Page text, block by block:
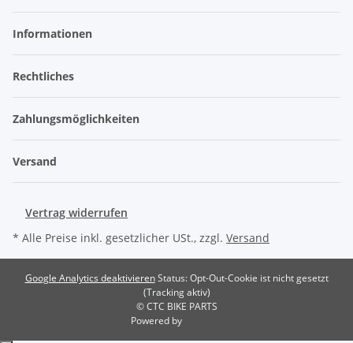
Informationen
Rechtliches
Zahlungsmöglichkeiten
Versand
Vertrag widerrufen
* Alle Preise inkl. gesetzlicher USt., zzgl. Versand
Google Analytics deaktivieren Status: Opt-Out-Cookie ist nicht gesetzt
(Tracking aktiv)
© CTC BIKE PARTS
Powered by